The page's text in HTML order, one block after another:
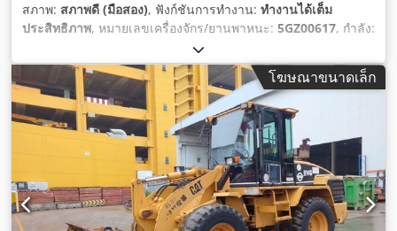
สภาพ: สภาพดี (มือสอง), ฟังก์ชันการทำงาน: ทำงานได้เต็ม
ประสิทธิภาพ, หมายเลขเครื่องจักร/ยานพาหนะ: 5GZ00617, กำลัง:
257.42 กิโลวัตต์ (349.99 แรงม้า), ประเภทเชื้อเพลิง:
จำนวนกระบอกสูบ:6, น้ำหนักรวม:1,905 กก.,
โฆษณาขนาดเล็ก